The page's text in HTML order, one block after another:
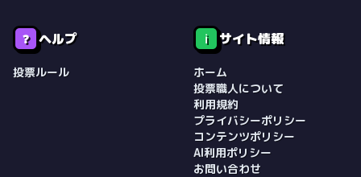
❓ ヘルプ
投票ルール
ℹ️ サイト情報
ホーム
投票職人について
利用規約
プライバシーポリシー
コンテンツポリシー
AI利用ポリシー
お問い合わせ